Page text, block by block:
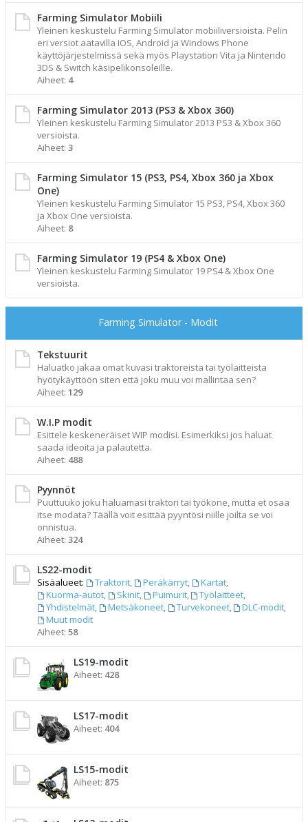
Farming Simulator Mobiili
Yleinen keskustelu Farming Simulator mobiiliversioista. Pelin
eri versiot aatavilla iOS, Android ja Windows Phone
käyttöjärjestelmissä sekä myös Playstation Vita ja Nintendo
3DS & Switch käsipelikonsoleille.
Aiheet: 4
Farming Simulator 2013 (PS3 & Xbox 360)
Yleinen keskustelu Farming Simulator 2013 PS3 & Xbox 360
versioista.
Aiheet: 3
Farming Simulator 15 (PS3, PS4, Xbox 360 ja Xbox
One)
Yleinen keskustelu Farming Simulator 15 PS3, PS4, Xbox 360
ja Xbox One versioista.
Aiheet: 8
Farming Simulator 19 (PS4 & Xbox One)
Yleinen keskustelu Farming Simulator 19 PS4 & Xbox One
versioista.
Farming Simulator - Modit
Tekstuurit
Haluatko jakaa omat kuvasi traktoreista tai työlaitteista
hyötykäyttöön siten että joku muu voi mallintaa sen?
Aiheet: 129
W.I.P modit
Esittele keskeneräiset WIP modisi. Esimerkiksi jos haluat
saada ideoita ja palautetta.
Aiheet: 488
Pyynnöt
Puuttuuko joku haluamasi traktori tai työkone, mutta et osaa
itse modata? Täällä voit esittää pyyntösi niille joilta se voi
onnistua.
Aiheet: 324
LS22-modit
Sisäalueet: Traktorit, Peräkärryt, Kartat,
Kuorma-autot, Skinit, Puimurit, Työlaitteet,
Yhdistelmät, Metsäkoneet, Turvekoneet, DLC-modit,
Muut modit
Aiheet: 58
LS19-modit
Aiheet: 428
LS17-modit
Aiheet: 404
LS15-modit
Aiheet: 875